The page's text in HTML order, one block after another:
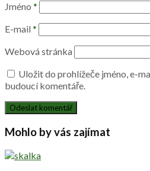
Jméno *
E-mail *
Webová stránka
Uložit do prohlížeče jméno, e-
budoucí komentáře.
Mohlo by vás zajímat